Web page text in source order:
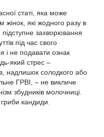
статі, яка може
жінок, які жодного разу в
захворювання
під час свого
і не подавати ознак
який стрес –
надлишок солодкого або
ГРВІ, – не викличе
збудників молочниці.
кандиди.